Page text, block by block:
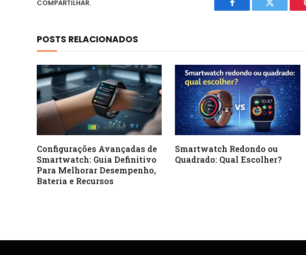
COMPARTILHAR.
Facebook Twitter
POSTS RELACIONADOS
Configurações Avançadas de
Smartwatch: Guia Definitivo
Para Melhorar Desempenho,
Bateria e Recursos
Smartwatch Redondo ou
Quadrado: Qual Escolher?